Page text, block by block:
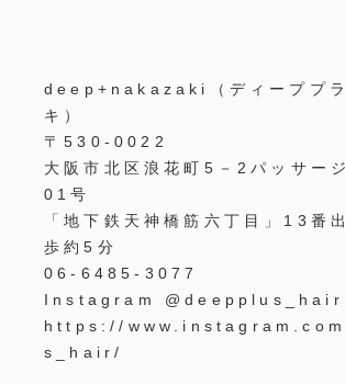
deep+nakazaki
（ディーププ
キ）
〒530-0022
大阪市北区浪花町 5 － 2パッサー
01号
「地下鉄天神橋筋六丁目」 13 番
歩約5 分
06-6485-3077
Instagram @deepplus_hair
https://
s_hair/